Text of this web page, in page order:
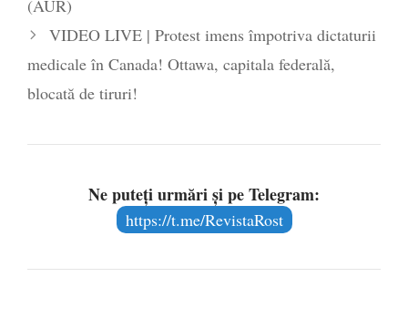
(AUR)
VIDEO LIVE | Protest imens împotriva dictaturii
medicale în Canada! Ottawa, capitala federală,
blocată de tiruri!
Ne puteți urmări și pe Telegram:
https://t.me/RevistaRost